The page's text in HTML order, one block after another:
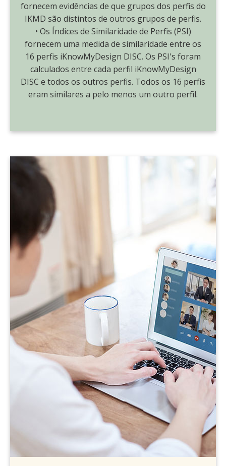
fornecem evidências de que grupos dos perfis do
IKMD são distintos de outros grupos de perfis.
• Os Índices de Similaridade de Perfis (PSI)
fornecem uma medida de similaridade entre os
16 perfis iKnowMyDesign DISC. Os PSI's foram
calculados entre cada perfil iKnowMyDesign
DISC e todos os outros perfis. Todos os 16 perfis
eram similares a pelo menos um outro perfil.